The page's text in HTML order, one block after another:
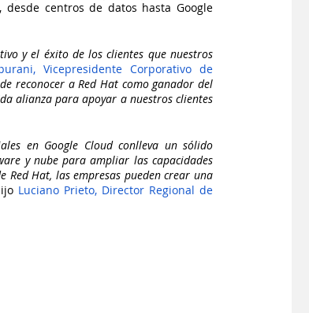
centros de datos hasta Google
y el éxito de los clientes que nuestros
Vicepresidente Corporativo de
reconocer a Red Hat como ganador del
alianza para apoyar a nuestros clientes
en Google Cloud conlleva un sólido
y nube para ampliar las capacidades
Hat, las empresas pueden crear una
Luciano Prieto, Director Regional de